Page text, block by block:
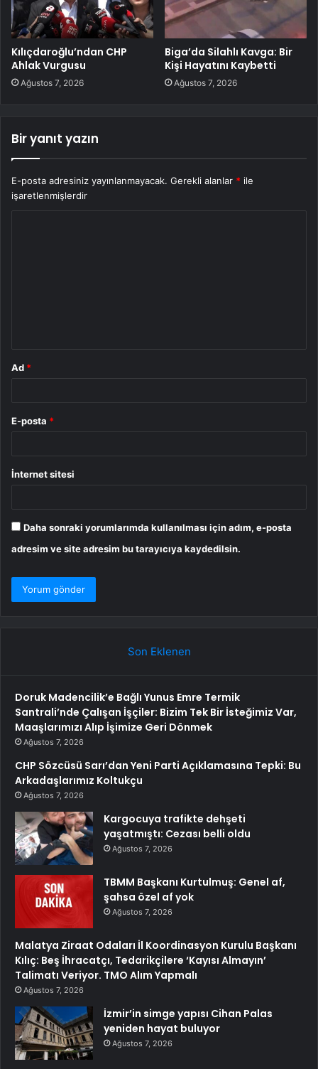
Kılıçdaroğlu’ndan CHP
Ahlak Vurgusu
Ağustos 7, 2026
Biga’da Silahlı Kavga: Bir
Kişi Hayatını Kaybetti
Ağustos 7, 2026
Bir yanıt yazın
E-posta adresiniz yayınlanmayacak. Gerekli alanlar * ile
işaretlenmişlerdir
Ad *
E-posta *
İnternet sitesi
Daha sonraki yorumlarımda kullanılması için adım, e-posta
adresim ve site adresim bu tarayıcıya kaydedilsin.
Son Eklenen
Doruk Madencilik’e Bağlı Yunus Emre Termik
Santrali’nde Çalışan İşçiler: Bizim Tek Bir İsteğimiz Var,
Maaşlarımızı Alıp İşimize Geri Dönmek
Ağustos 7, 2026
CHP Sözcüsü Sarı’dan Yeni Parti Açıklamasına Tepki: Bu
Arkadaşlarımız Koltukçu
Ağustos 7, 2026
Kargocuya trafikte dehşeti
yaşatmıştı: Cezası belli oldu
Ağustos 7, 2026
TBMM Başkanı Kurtulmuş: Genel af,
şahsa özel af yok
Ağustos 7, 2026
Malatya Ziraat Odaları İl Koordinasyon Kurulu Başkanı
Kılıç: Beş İhracatçı, Tedarikçilere ‘Kayısı Almayın’
Talimatı Veriyor. TMO Alım Yapmalı
Ağustos 7, 2026
İzmir’in simge yapısı Cihan Palas
yeniden hayat buluyor
Ağustos 7, 2026